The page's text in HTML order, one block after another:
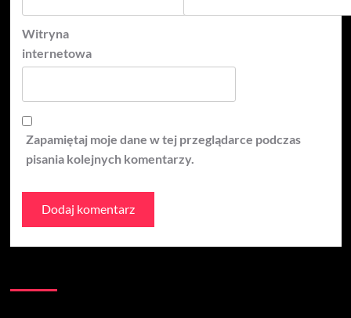
Witryna
internetowa
Zapamiętaj moje dane w tej przeglądarce podczas
pisania kolejnych komentarzy.